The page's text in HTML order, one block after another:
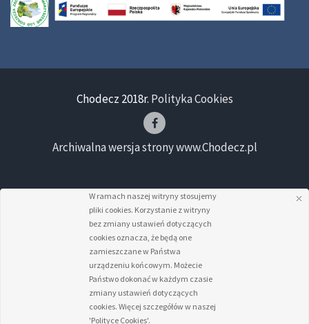
Chodecz 2018r. Polityka Cookies
Archiwalna wersja strony www.Chodecz.pl
W ramach naszej witryny stosujemy
pliki cookies. Korzystanie z witryny
bez zmiany ustawień dotyczących
cookies oznacza, że będą one
zamieszczane w Państwa
urządzeniu końcowym. Możecie
Państwo dokonać w każdym czasie
zmiany ustawień dotyczących
cookies. Więcej szczegółów w naszej
'Polityce Cookies'.